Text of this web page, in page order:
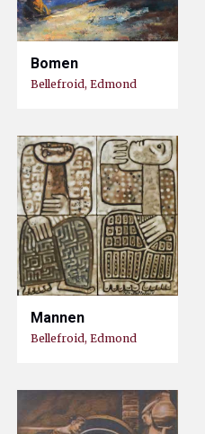
Bomen
Bellefroid, Edmond
Mannen
Bellefroid, Edmond